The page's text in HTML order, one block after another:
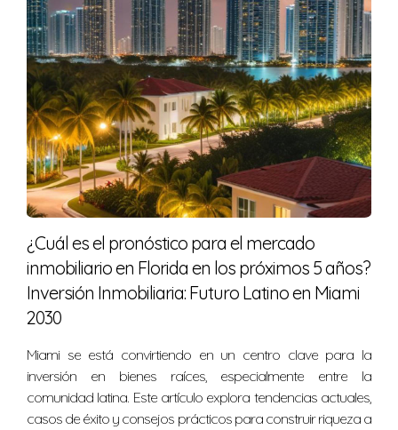
necesidades.
No esperes a enfrentar imprevistos para
actuar. Protege tu hogar hoy con la
información adecuada y asesoría profesional.
¿Cuál es el pronóstico para el mercado
inmobiliario en Florida en los próximos 5 años?
Inversión Inmobiliaria: Futuro Latino en Miami
2030
Miami se está convirtiendo en un centro clave para la
inversión en bienes raíces, especialmente entre la
comunidad latina. Este artículo explora tendencias actuales,
casos de éxito y consejos prácticos para construir riqueza a